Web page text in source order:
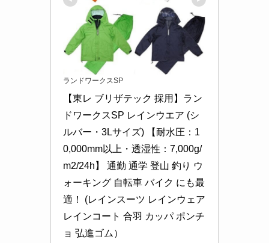
ランドワークスSP
【東レ ブリザテック 採用】ラン
ドワークスSP レインウエア (シ
ルバー・3Lサイズ) 【耐水圧：1
0,000mm以上・透湿性：7,000g/
m2/24h】 通勤 通学 登山 釣り ウ
ォーキング 自転車 バイク にも最
適！ (レインスーツ レインウェア
レインコート 合羽 カッパ ポンチ
ョ 弘進ゴム）